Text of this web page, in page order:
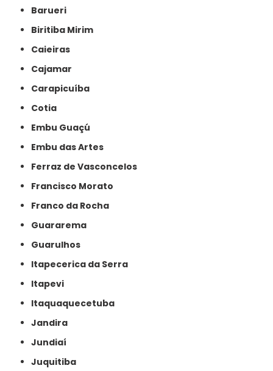
Barueri
Biritiba Mirim
Caieiras
Cajamar
Carapicuíba
Cotia
Embu Guaçú
Embu das Artes
Ferraz de Vasconcelos
Francisco Morato
Franco da Rocha
Guararema
Guarulhos
Itapecerica da Serra
Itapevi
Itaquaquecetuba
Jandira
Jundiaí
Juquitiba